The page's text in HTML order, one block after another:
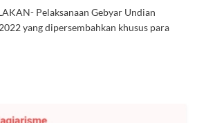
Pelaksanaan Gebyar Undian
yang dipersembahkan khusus para